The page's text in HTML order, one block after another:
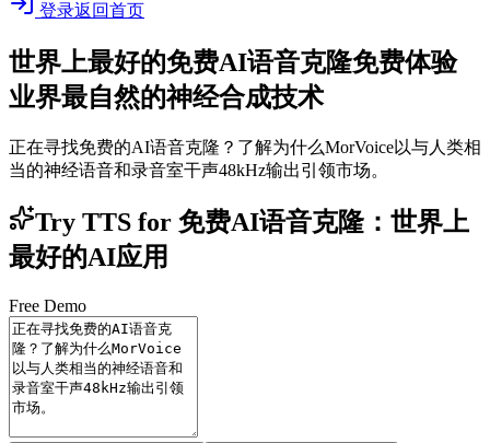
登录返回首页
世界上最好的免费AI语音克隆免费体验
业界最自然的神经合成技术
正在寻找免费的AI语音克隆？了解为什么MorVoice以与人类相
当的神经语音和录音室干声48kHz输出引领市场。
Try TTS for 免费AI语音克隆：世界上
最好的AI应用
Free Demo